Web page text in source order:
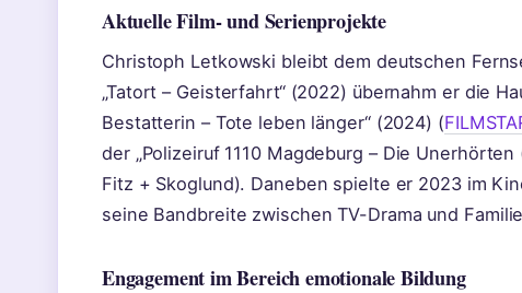
Aktuelle Film- und Serienprojekte
Christoph Letkowski bleibt dem deutschen
„Tatort – Geisterfahrt“ (2022) übernahm er die
Bestatterin – Tote leben länger“ (2024) (
der „Polizeiruf 1110 Magdeburg – Die
Fitz + Skoglund). Daneben spielte er 2023 im
seine Bandbreite zwischen TV-Drama und
Engagement im Bereich emotionale Bildung